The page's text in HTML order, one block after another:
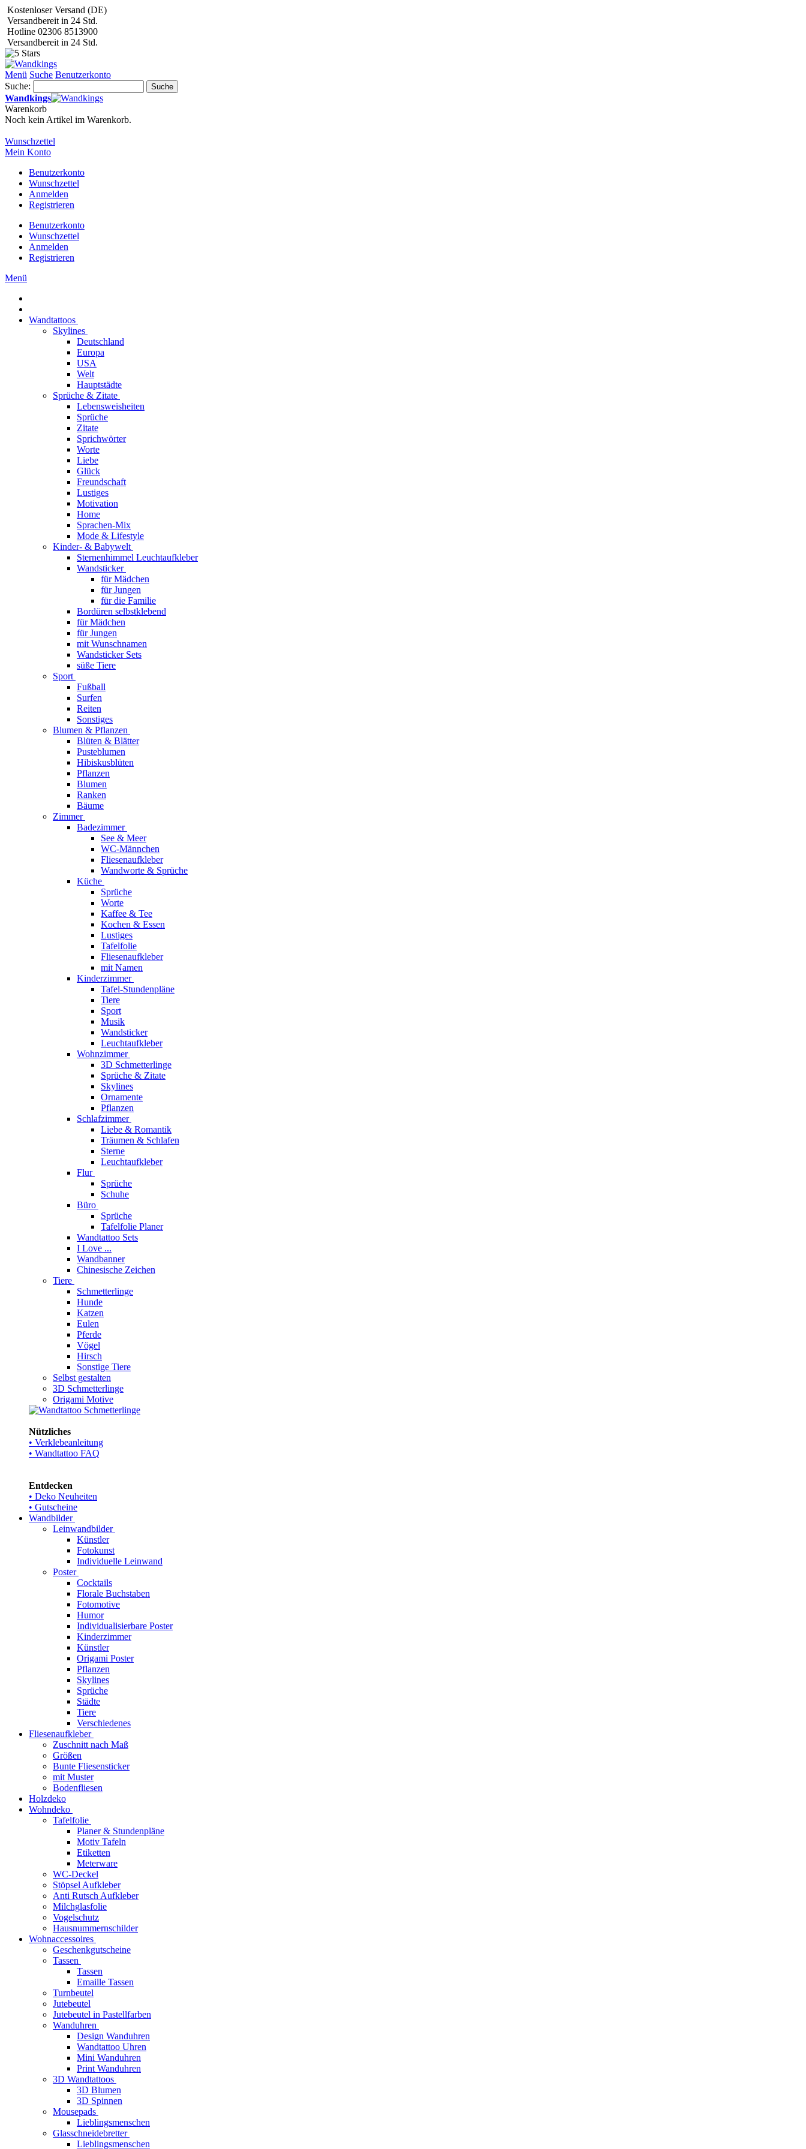
Kostenloser Versand (DE)
Versandbereit in 24 Std.
Hotline 02306 8513900
Versandbereit in 24 Std.
Menü Suche Benutzerkonto
Suche:
Suche
Wandkings
Warenkorb
Noch kein Artikel im Warenkorb.
Wunschzettel
Mein Konto
Benutzerkonto
Wunschzettel
Anmelden
Registrieren
Benutzerkonto
Wunschzettel
Anmelden
Registrieren
Menü
Wandtattoos
Skylines
Deutschland
Europa
USA
Welt
Hauptstädte
Sprüche & Zitate
Lebensweisheiten
Sprüche
Zitate
Sprichwörter
Worte
Liebe
Glück
Freundschaft
Lustiges
Motivation
Home
Sprachen-Mix
Mode & Lifestyle
Kinder- & Babywelt
Sternenhimmel Leuchtaufkleber
Wandsticker
für Mädchen
für Jungen
für die Familie
Bordüren selbstklebend
für Mädchen
für Jungen
mit Wunschnamen
Wandsticker Sets
süße Tiere
Sport
Fußball
Surfen
Reiten
Sonstiges
Blumen & Pflanzen
Blüten & Blätter
Pusteblumen
Hibiskusblüten
Pflanzen
Blumen
Ranken
Bäume
Zimmer
Badezimmer
See & Meer
WC-Männchen
Fliesenaufkleber
Wandworte & Sprüche
Küche
Sprüche
Worte
Kaffee & Tee
Kochen & Essen
Lustiges
Tafelfolie
Fliesenaufkleber
mit Namen
Kinderzimmer
Tafel-Stundenpläne
Tiere
Sport
Musik
Wandsticker
Leuchtaufkleber
Wohnzimmer
3D Schmetterlinge
Sprüche & Zitate
Skylines
Ornamente
Pflanzen
Schlafzimmer
Liebe & Romantik
Träumen & Schlafen
Sterne
Leuchtaufkleber
Flur
Sprüche
Schuhe
Büro
Sprüche
Tafelfolie Planer
Wandtattoo Sets
I Love ...
Wandbanner
Chinesische Zeichen
Tiere
Schmetterlinge
Hunde
Katzen
Eulen
Pferde
Vögel
Hirsch
Sonstige Tiere
Selbst gestalten
3D Schmetterlinge
Origami Motive
Nützliches
• Verklebeanleitung
• Wandtattoo FAQ
Entdecken
• Deko Neuheiten
• Gutscheine
Wandbilder
Leinwandbilder
Künstler
Fotokunst
Individuelle Leinwand
Poster
Cocktails
Florale Buchstaben
Fotomotive
Humor
Individualisierbare Poster
Kinderzimmer
Künstler
Origami Poster
Pflanzen
Skylines
Sprüche
Städte
Tiere
Verschiedenes
Fliesenaufkleber
Zuschnitt nach Maß
Größen
Bunte Fliesensticker
mit Muster
Bodenfliesen
Holzdeko
Wohndeko
Tafelfolie
Planer & Stundenpläne
Motiv Tafeln
Etiketten
Meterware
WC-Deckel
Stöpsel Aufkleber
Anti Rutsch Aufkleber
Milchglasfolie
Vogelschutz
Hausnummernschilder
Wohnaccessoires
Geschenkgutscheine
Tassen
Tassen
Emaille Tassen
Turnbeutel
Jutebeutel
Jutebeutel in Pastellfarben
Wanduhren
Design Wanduhren
Wandtattoo Uhren
Mini Wanduhren
Print Wanduhren
3D Wandtattoos
3D Blumen
3D Spinnen
Mousepads
Lieblingsmenschen
Glasschneidebretter
Lieblingsmenschen